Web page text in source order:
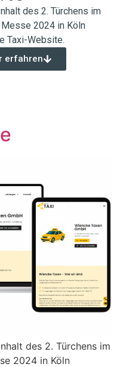
des 2. Türchens im
2024 in Köln
Taxi-Website.
erfahren
des 2. Türchens im
2024 in Köln